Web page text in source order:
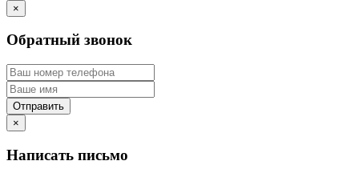
×
Обратный звонок
×
Написать письмо